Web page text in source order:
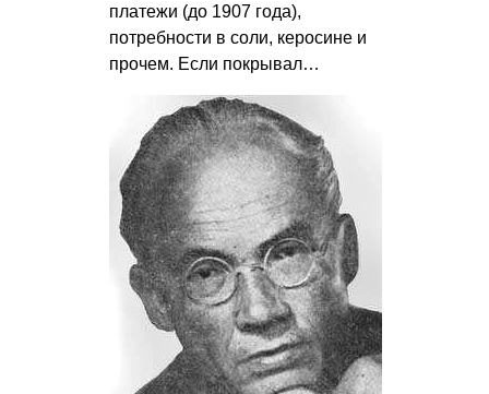
платежи (до 1907 года),
потребности в соли, керосине и
прочем. Если покрывал…